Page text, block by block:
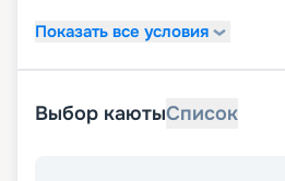
Показать все условия
Выбор каютыСписок